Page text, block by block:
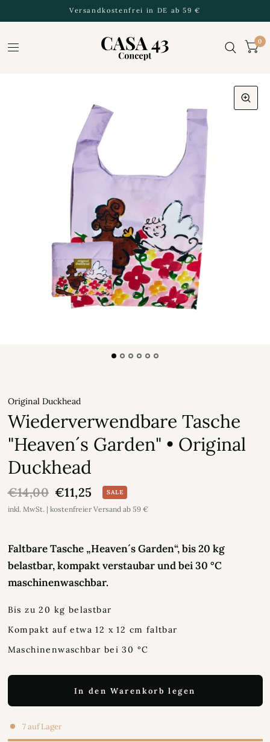
Versandkostenfrei in DE ab 59 €
0
Original Duckhead
Wiederverwendbare Tasche
"Heaven´s Garden" • Original
Duckhead
€14,00 €11,25 SALE
inkl. MwSt. | kostenfreier Versand ab 59 €
Faltbare Tasche „Heaven´s Garden“, bis 20 kg
belastbar, kompakt verstaubar und bei 30 °C
maschinenwaschbar.
Bis zu 20 kg belastbar
Kompakt auf etwa 12 x 12 cm faltbar
Maschinenwaschbar bei 30 °C
In den Warenkorb legen
7 auf Lager